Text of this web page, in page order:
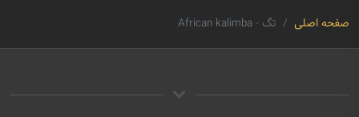
صفحه اصلی تگ - African kalimba